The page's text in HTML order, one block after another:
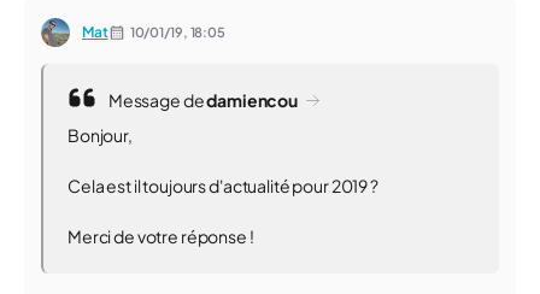
Mat 10/01/19, 18:05
Message dedamiencou
Bonjour,
Cela est il toujours d'actualité pour 2019 ?
Merci de votre réponse !